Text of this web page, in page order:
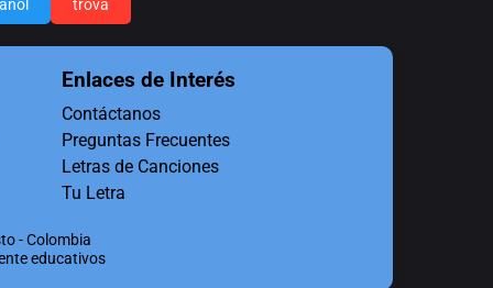
trova
Enlaces de Interés
Contáctanos
Preguntas Frecuentes
Letras de Canciones
Tu Letra
- Colombia
educativos